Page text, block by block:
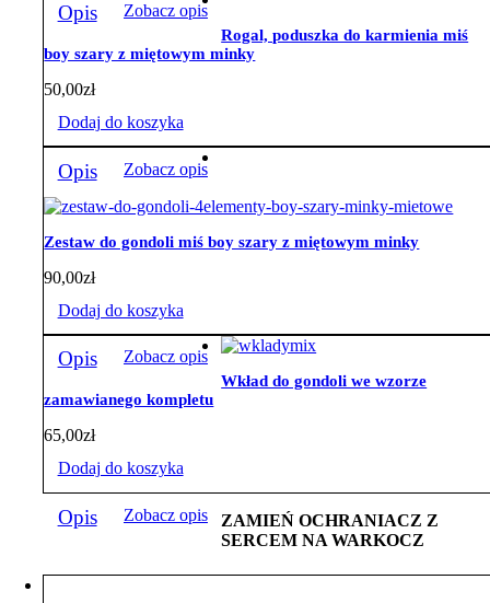
Opis Zobacz opis
Rogal, poduszka do karmienia miś
boy szary z miętowym minky
50,00zł
Dodaj do koszyka
Opis Zobacz opis
Zestaw do gondoli miś boy szary z miętowym minky
90,00zł
Dodaj do koszyka
Opis Zobacz opis
Wkład do gondoli we wzorze
zamawianego kompletu
65,00zł
Dodaj do koszyka
Opis Zobacz opis
ZAMIEŃ OCHRANIACZ Z
SERCEM NA WARKOCZ